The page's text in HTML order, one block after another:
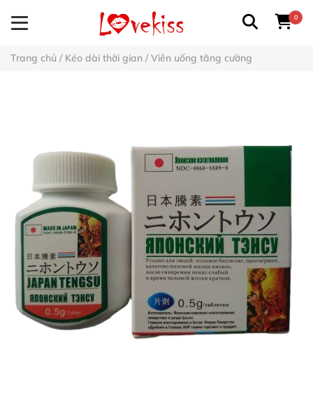
0
Trang chủ / Kéo dài thời gian / Viên uống tăng cường